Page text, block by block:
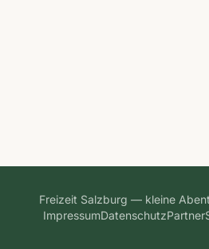
Freizeit Salzburg — kleine
ImpressumDatenschutzPartner